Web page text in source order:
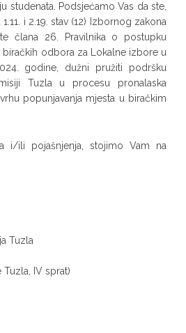
studenata. Podsjećamo Vas da ste,
i 2.19. stav (12) Izbornog zakona
člana 26. Pravilnika o postupku
biračkih odbora za Lokalne izbore u
godine, dužni pružiti podršku
Tuzla u procesu pronalaska
popunjavanja mjesta u biračkim
i/ili pojašnjenja, stojimo Vam na
Tuzla
IV sprat)